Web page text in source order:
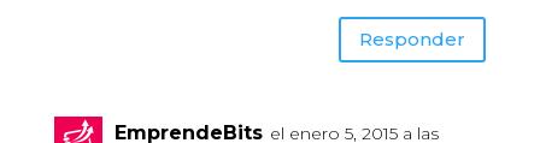
Responder
EmprendeBits el enero 5, 2015 a las